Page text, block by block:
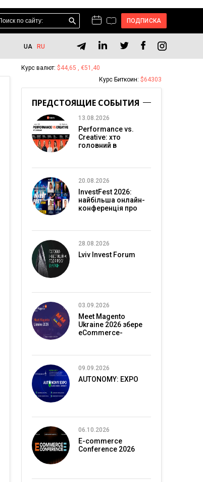
ПОДПИСКА
UA RU
Курс валют: $44,65 , €51,40
Курс Биткоин: $64303
ПРЕДСТОЯЩИЕ СОБЫТИЯ
13.08.2026
Performance vs.
Creative: хто
головний в
20.08.2026
InvestFest 2026:
найбільша онлайн-
конференція про
28.08.2026
Lviv Invest Forum
03.09.2026
Meet Magento
Ukraine 2026 збере
eCommerce-
09.09.2026
AUTONOMY: EXPO
06.10.2026
E-commerce
Conference 2026